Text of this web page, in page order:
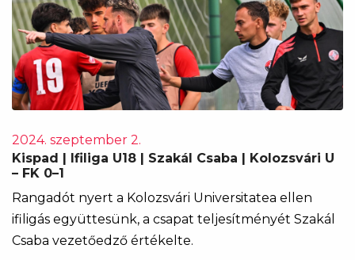
2024. szeptember 2.
Kispad | Ifiliga U18 | Szakál Csaba | Kolozsvári U
– FK 0–1
Rangadót nyert a Kolozsvári Universitatea ellen
ifiligás együttesünk, a csapat teljesítményét Szakál
Csaba vezetőedző értékelte.